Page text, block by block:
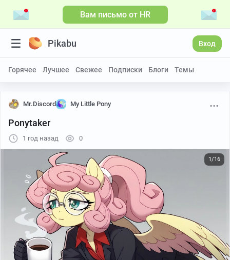
Вам письмо от HR
Pikabu Вход
Горячее Лучшее Свежее Подписки Блоги Темы
Mr.Discord My Little Pony
Ponytaker
1 год назад 0
1/16